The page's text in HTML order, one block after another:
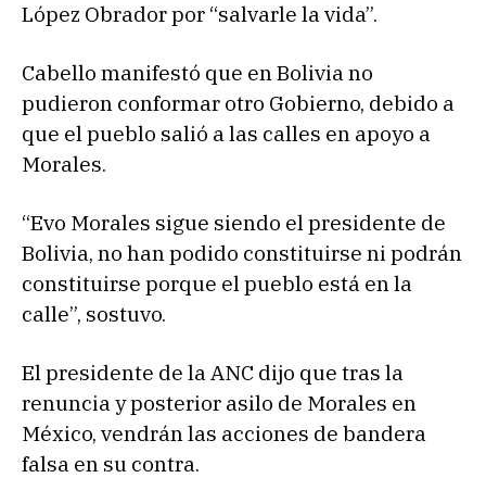
López Obrador por “salvarle la vida”.
Cabello manifestó que en Bolivia no
pudieron conformar otro Gobierno, debido a
que el pueblo salió a las calles en apoyo a
Morales.
“Evo Morales sigue siendo el presidente de
Bolivia, no han podido constituirse ni podrán
constituirse porque el pueblo está en la
calle”, sostuvo.
El presidente de la ANC dijo que tras la
renuncia y posterior asilo de Morales en
México, vendrán las acciones de bandera
falsa en su contra.